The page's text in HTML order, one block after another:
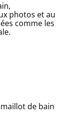
photos et au
comme les
de bain